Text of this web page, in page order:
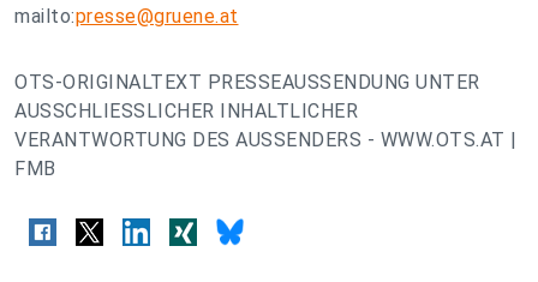
mailto:presse@gruene.at
OTS-ORIGINALTEXT PRESSEAUSSENDUNG UNTER
AUSSCHLIESSLICHER INHALTLICHER
VERANTWORTUNG DES AUSSENDERS - WWW.OTS.AT |
FMB